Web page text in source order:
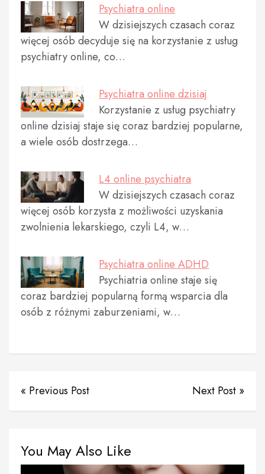
Psychiatra online
W dzisiejszych czasach coraz
więcej osób decyduje się na korzystanie z usług
psychiatry online, co…
Psychiatra online dzisiaj
Korzystanie z usług psychiatry
online dzisiaj staje się coraz bardziej popularne,
a wiele osób dostrzega…
L4 online psychiatra
W dzisiejszych czasach coraz
więcej osób korzysta z możliwości uzyskania
zwolnienia lekarskiego, czyli L4, w…
Psychiatra online ADHD
Psychiatria online staje się
coraz bardziej popularną formą wsparcia dla
osób z różnymi zaburzeniami, w…
« Previous Post Next Post »
You May Also Like